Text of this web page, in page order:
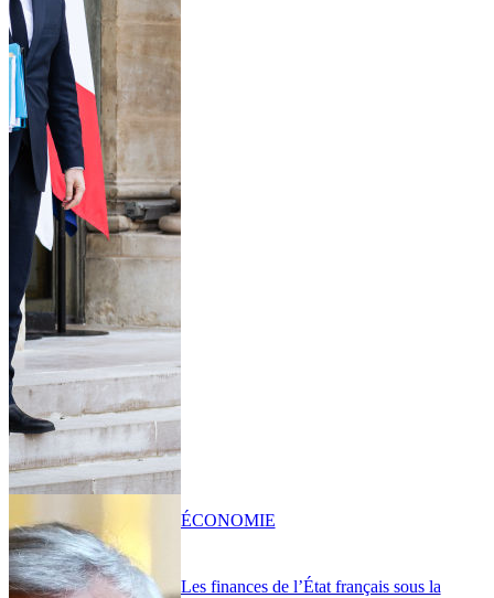
Les finances de l’État français sous la
ÉCONOMIE